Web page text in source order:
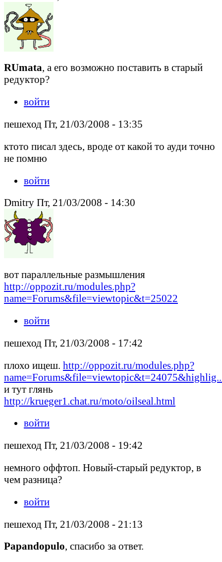
RUmata, а его возможно поставить в старый
редуктор?
войти
пешеход Пт, 21/03/2008 - 13:35
ктото писал здесь, вроде от какой то ауди точно
не помню
войти
Dmitry Пт, 21/03/2008 - 14:30
вот параллельные размышления
http://oppozit.ru/modules.php?
name=Forums&file=viewtopic&t=25022
войти
пешеход Пт, 21/03/2008 - 17:42
плохо ищеш. http://oppozit.ru/modules.php?
и тут глянь
http://krueger1.chat.ru/moto/oilseal.html
войти
пешеход Пт, 21/03/2008 - 19:42
немного оффтоп. Новый-старый редуктор, в
чем разница?
войти
пешеход Пт, 21/03/2008 - 21:13
Papandopulo, спасибо за ответ.